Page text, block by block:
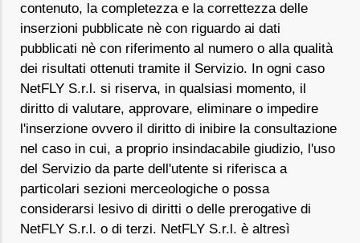
contenuto, la completezza e la correttezza delle
inserzioni pubblicate nè con riguardo ai dati
pubblicati nè con riferimento al numero o alla qualità
dei risultati ottenuti tramite il Servizio. In ogni caso
NetFLY S.r.l. si riserva, in qualsiasi momento, il
diritto di valutare, approvare, eliminare o impedire
l'inserzione ovvero il diritto di inibire la consultazione
nel caso in cui, a proprio insindacabile giudizio, l'uso
del Servizio da parte dell'utente si riferisca a
particolari sezioni merceologiche o possa
considerarsi lesivo di diritti o delle prerogative di
NetFLY S.r.l. o di terzi. NetFLY S.r.l. è altresì